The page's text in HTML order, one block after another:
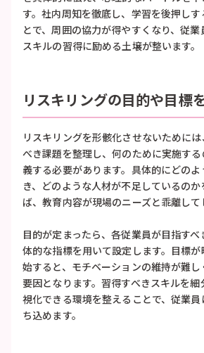
す。社内周知を徹底し、学習を後押し
とで、周囲の協力が得やすくなり、従
スキルの習得に励める土壌が整います。
リスキリングの目的や目標
リスキリングを形骸化させないために
べき課題を整理し、何のために実施す
義する必要があります。具体的にどの
き、どのような人材が不足しているの
ば、教育内容が現場のニーズと乖離して
目的が定まったら、各従業員が目指す
体的な指標を用いて設定します。目標
始すると、モチベーションの維持が難し
要因となります。習得すべきスキルを
視化できる環境を整えることで、従業
ち込めます。